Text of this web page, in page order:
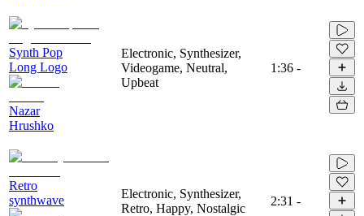
Synth Pop
Long Logo
Nazar
Hrushko
Electronic, Synthesizer,
Videogame, Neutral,
Upbeat
1:36 -
Retro
synthwave
Electronic, Synthesizer,
Retro, Happy, Nostalgic
2:31 -